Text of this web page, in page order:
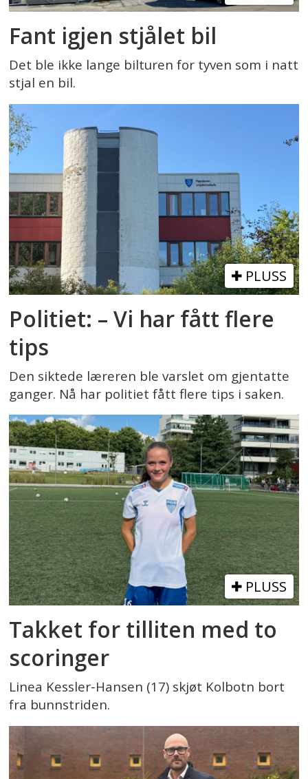
Fant igjen stjålet bil
Det ble ikke lange bilturen for tyven som i natt
stjal en bil.
PLUSS
Politiet: – Vi har fått flere
tips
Den siktede læreren ble varslet om gjentatte
ganger. Nå har politiet fått flere tips i saken.
PLUSS
Takket for tilliten med to
scoringer
Linea Kessler-Hansen (17) skjøt Kolbotn bort
fra bunnstriden.